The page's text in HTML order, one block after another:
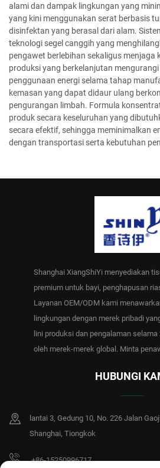
alami dan dampak lingkungan yang
yang kini menggunakan serat berbasis
disinfektan yang berasal dari alam.
teknologi segel canggih yang
pengawet berlebihan sekaligus menjaga
produksi yang berkelanjutan
penggunaan energi selama tahap
kemasan yang dapat didaur ulang
pengurangan limbah. Formula
produk secara keseluruhan yang
secara efektif, sehingga meminimalkan
dengan transportasi serta kebutuhan
Shanghai XiangShiYi menyediakan
premium untuk bayi, penghapusan
Layanan OEM/ODM kami
lingkungan dengan merek pribadi
lini produksi dan pengalaman
oleh merek-merek global. Minta
HUBUNGI
lantai 3, Gedung 10, No. 226 Jalan
Shanghai, Tiongkok
+86-15250996717